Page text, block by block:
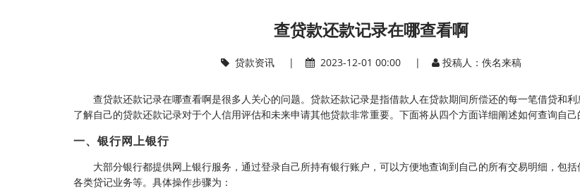
查贷款还款记录在哪查看啊
贷款资讯 | 2023-12-01 00:00 | 投稿人：佚名来稿
查贷款还款记录在哪查看啊是很多人关心的问题。贷款还款记录是指借款人在贷款期间所偿还的每一笔借贷和利
了解自己的贷款还款记录对于个人信用评估和未来申请其他贷款非常重要。下面将从四个方面详细阐述如何查询自己
一、银行网上银行
大部分银行都提供网上银行服务，通过登录自己所持有银行账户，可以方便地查询到自己的所有交易明细，包
各类贷记业务等。具体操作步骤为：